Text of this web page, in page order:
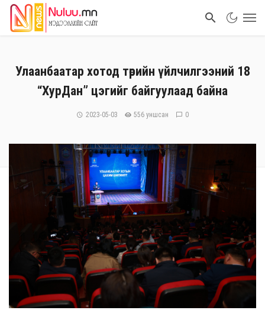
Улаанбаатар хотод төрийн үйлчилгээний 18
“ХурДан” цэгийг байгуулаад байна
2023-05-03 556 уншсан 0